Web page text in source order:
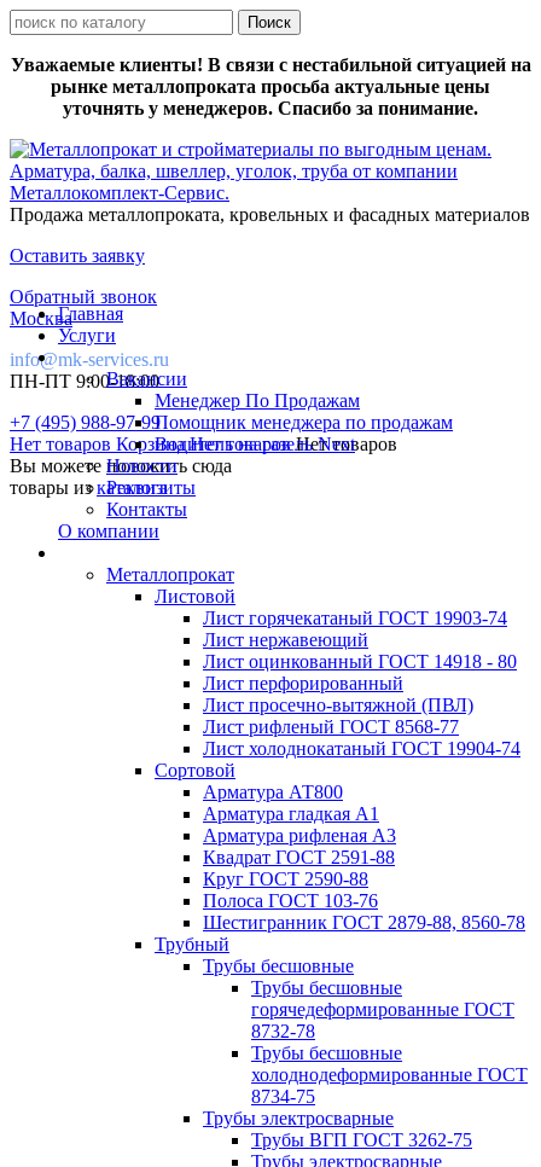
Уважаемые клиенты! В связи с нестабильной ситуацией на
рынке металлопроката просьба актуальные цены
уточнять у менеджеров. Спасибо за понимание.
Продажа металлопроката, кровельных и фасадных материалов
Оставить заявку
Обратный звонок
Москва
info@mk-services.ru
ПН-ПТ 9:00-18:00
+7 (495) 988-97-99
Нет товаров КорзинаНет товаровНет товаров
Вы можете положить сюда
товары изкаталога
Главная
Услуги
Вакансии
Менеджер По Продажам
Помощник менеджера по продажам
Водитель на газель Next
Новости
Реквизиты
Контакты
О компании
Металлопрокат
Листовой
Лист горячекатаный ГОСТ 19903-74
Лист нержавеющий
Лист оцинкованный ГОСТ 14918 - 80
Лист перфорированный
Лист просечно-вытяжной (ПВЛ)
Лист рифленый ГОСТ 8568-77
Лист холоднокатаный ГОСТ 19904-74
Сортовой
Арматура АТ800
Арматура гладкая А1
Арматура рифленая А3
Квадрат ГОСТ 2591-88
Круг ГОСТ 2590-88
Полоса ГОСТ 103-76
Шестигранник ГОСТ 2879-88, 8560-78
Трубный
Трубы бесшовные
Трубы бесшовные
горячедеформированные ГОСТ
8732-78
Трубы бесшовные
холоднодеформированные ГОСТ
8734-75
Трубы электросварные
Трубы ВГП ГОСТ 3262-75
Трубы электросварные